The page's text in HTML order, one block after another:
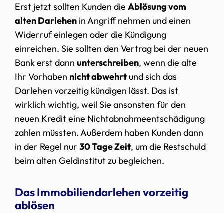
Erst jetzt sollten Kunden die Ablösung vom
alten Darlehen in Angriff nehmen und einen
Widerruf einlegen oder die Kündigung
einreichen. Sie sollten den Vertrag bei der neuen
Bank erst dann unterschreiben, wenn die alte
Ihr Vorhaben nicht abwehrt und sich das
Darlehen vorzeitig kündigen lässt. Das ist
wirklich wichtig, weil Sie ansonsten für den
neuen Kredit eine Nichtabnahmeentschädigung
zahlen müssten. Außerdem haben Kunden dann
in der Regel nur 30 Tage Zeit, um die Restschuld
beim alten Geldinstitut zu begleichen.
Das Immobiliendarlehen vorzeitig
ablösen